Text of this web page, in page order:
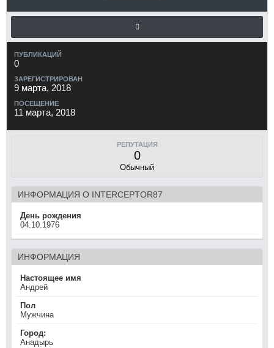
ПУБЛИКАЦИЙ
0
ЗАРЕГИСТРИРОВАН
9 марта, 2018
ПОСЕЩЕНИЕ
11 марта, 2018
РЕПУТАЦИЯ
0
Обычный
ИНФОРМАЦИЯ О INTERCEPTOR87
День рождения
04.10.1976
ИНФОРМАЦИЯ
Настоящее имя
Андрей
Пол
Мужчина
Город:
Анадырь